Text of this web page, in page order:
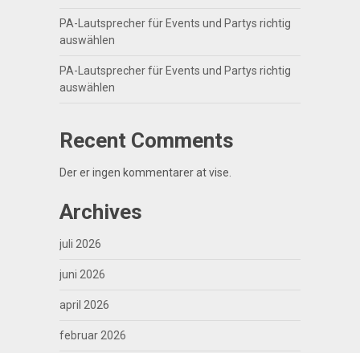
PA-Lautsprecher für Events und Partys richtig
auswählen
PA-Lautsprecher für Events und Partys richtig
auswählen
Recent Comments
Der er ingen kommentarer at vise.
Archives
juli 2026
juni 2026
april 2026
februar 2026